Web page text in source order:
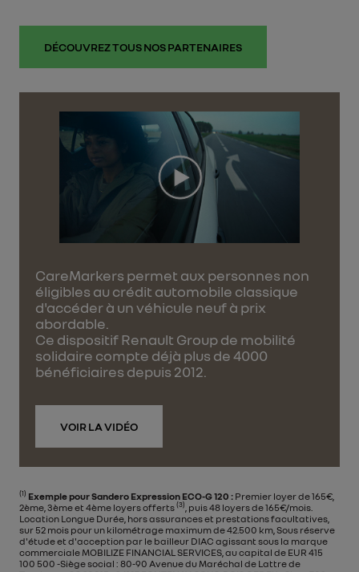
DÉCOUVREZ TOUS NOS PARTENAIRES
CareMarkers permet aux personnes non
éligibles au crédit automobile classique
d'accéder à un véhicule neuf à prix
abordable.
Ce dispositif Renault Group de mobilité
solidaire compte déjà plus de 4000
bénéficiaires depuis 2012.
VOIR LA VIDÉO
(1) Exemple pour Sandero Expression ECO-G 120 : Premier loyer de 165€,
2ème, 3ème et 4ème loyers offerts(3) , puis 48 loyers de 165€/mois.
Location Longue Durée, hors assurances et prestations facultatives,
sur 52 mois pour un kilométrage maximum de 42.500 km, Sous réserve
d'étude et d'acception par le bailleur DIAC agissant sous la marque
commerciale MOBILIZE FINANCIAL SERVICES, au capital de EUR 415
100 500 -Siège social : 80-90 Avenue du Maréchal de Lattre de